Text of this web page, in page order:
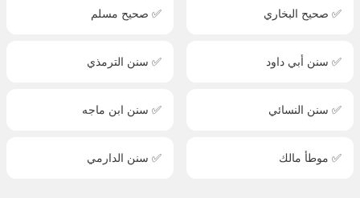
✅ صحيح البخاري ✅ صحيح مسلم
✅ سنن أبي داود ✅ سنن الترمذي
✅ سنن النسائي ✅ سنن ابن ماجه
✅ موطأ مالك ✅ سنن الدارمي